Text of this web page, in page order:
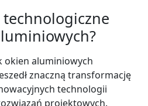
technologiczne
okien aluminiowych
znaczną transformację
technologii
projektowych.